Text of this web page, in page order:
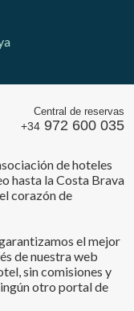
Central de reservas
+34 972 600 035
de hoteles
hasta la Costa Brava
corazón de
el mejor
de nuestra web
sin comisiones y
otro portal de